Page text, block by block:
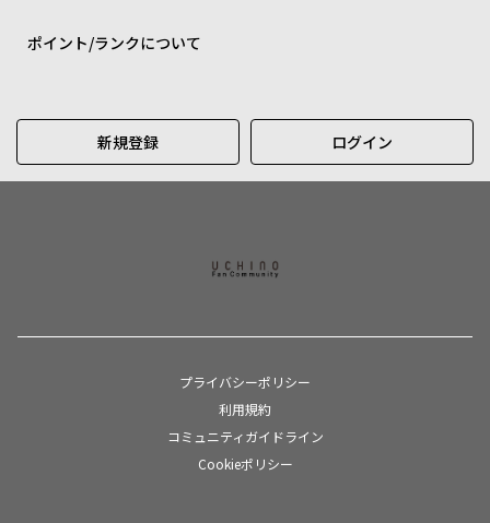
ポイント/ランクについて
新規登録 ログイン
プライバシーポリシー
利用規約
コミュニティガイドライン
Cookieポリシー